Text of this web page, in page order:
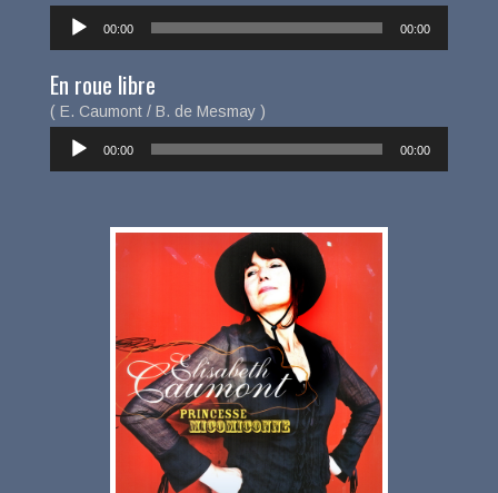
Lecteur
audio
00:00 00:00
En roue libre
( E. Caumont / B. de Mesmay )
Lecteur
audio
00:00 00:00